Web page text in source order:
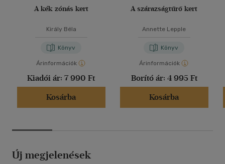
A kék zónás kert
Király Béla
Könyv
Árinformációk
Kiadói ár: 7 990 Ft
Kosárba
A szárazságtűrő kert
Annette Lepple
Könyv
Árinformációk
Borító ár: 4 995 Ft
Kosárba
Új megjelenések